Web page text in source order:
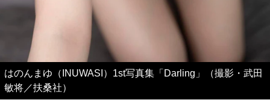
はのんまゆ（INUWASI）1st写真集「Darling」（撮影・武田
敏将／扶桑社）